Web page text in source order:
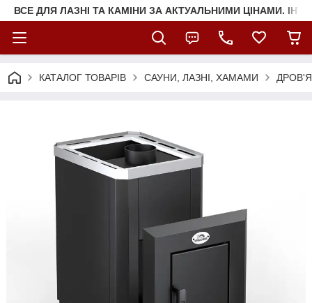
ВСЕ ДЛЯ ЛАЗНІ ТА КАМІНИ ЗА АКТУАЛЬНИМИ ЦІНАМИ.
КАТАЛОГ ТОВАРІВ САУНИ, ЛАЗНІ, ХАМАМИ